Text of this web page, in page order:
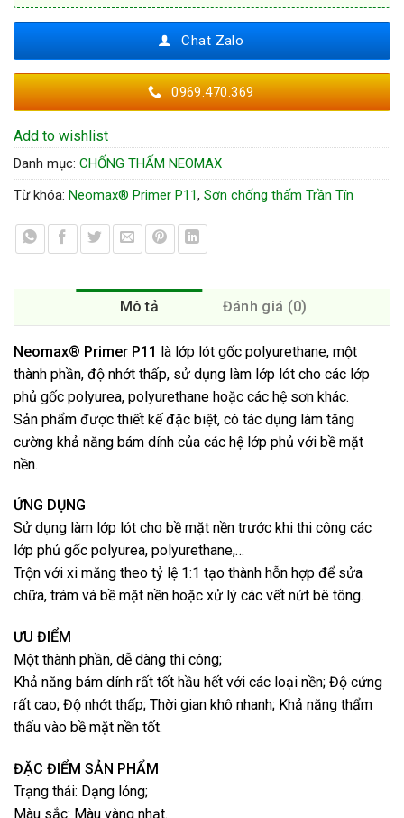
Chat Zalo
0969.470.369
Add to wishlist
Danh mục: CHỐNG THẤM NEOMAX
Từ khóa: Neomax® Primer P11, Sơn chống thấm Trần Tín
Mô tả Đánh giá (0)
Neomax® Primer P11 là lớp lót gốc polyurethane, một
thành phần, độ nhớt thấp, sử dụng làm lớp lót cho các lớp
phủ gốc polyurea, polyurethane hoặc các hệ sơn khác.
Sản phẩm được thiết kế đặc biệt, có tác dụng làm tăng
cường khả năng bám dính của các hệ lớp phủ với bề mặt
nền.
ỨNG DỤNG
Sử dụng làm lớp lót cho bề mặt nền trước khi thi công các
lớp phủ gốc polyurea, polyurethane,…
Trộn với xi măng theo tỷ lệ 1:1 tạo thành hỗn hợp để sửa
chữa, trám vá bề mặt nền hoặc xử lý các vết nứt bê tông.
ƯU ĐIỂM
Một thành phần, dễ dàng thi công;
Khả năng bám dính rất tốt hầu hết với các loại nền; Độ cứng
rất cao; Độ nhớt thấp; Thời gian khô nhanh; Khả năng thẩm
thấu vào bề mặt nền tốt.
ĐẶC ĐIỂM SẢN PHẨM
Trạng thái: Dạng lỏng;
Màu sắc: Màu vàng nhạt.